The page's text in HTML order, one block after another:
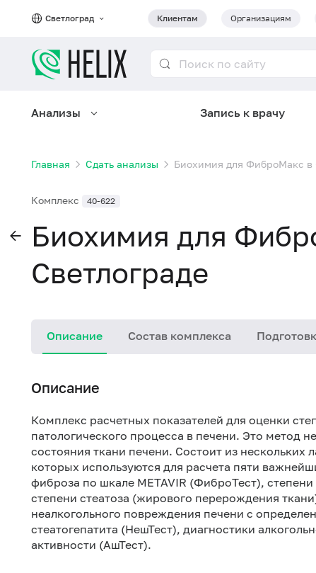
Светлоград Клиентам Организациям
Анализы Запись к врачу
Главная Сдать анализы Биохимия для ФиброМакс в
Комплекс 40-622
Биохимия для
Светлограде
Описание Состав комплекса
Описание
Комплекс расчетных показателей для оценки
патологического процесса в печени. Это метод
состояния ткани печени. Состоит из нескольких
которых используются для расчета пяти
фиброза по шкале METAVIR (ФиброТест),
степени стеатоза (жирового перерождения
неалкогольного повреждения печени с
стеатогепатита (НешТест), диагностики
активности (АшТест).